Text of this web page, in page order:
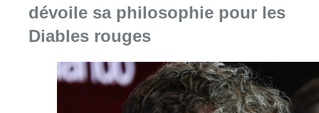
dévoile sa philosophie pour les
Diables rouges